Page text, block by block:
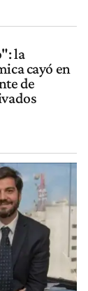
la
cayó en
de